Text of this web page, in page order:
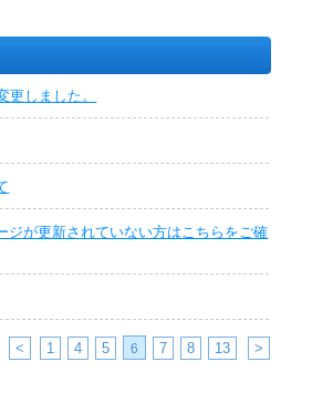
しました。
ジが更新されていない方はこちらをご確
< 1 4 5 6 7 8 13 >